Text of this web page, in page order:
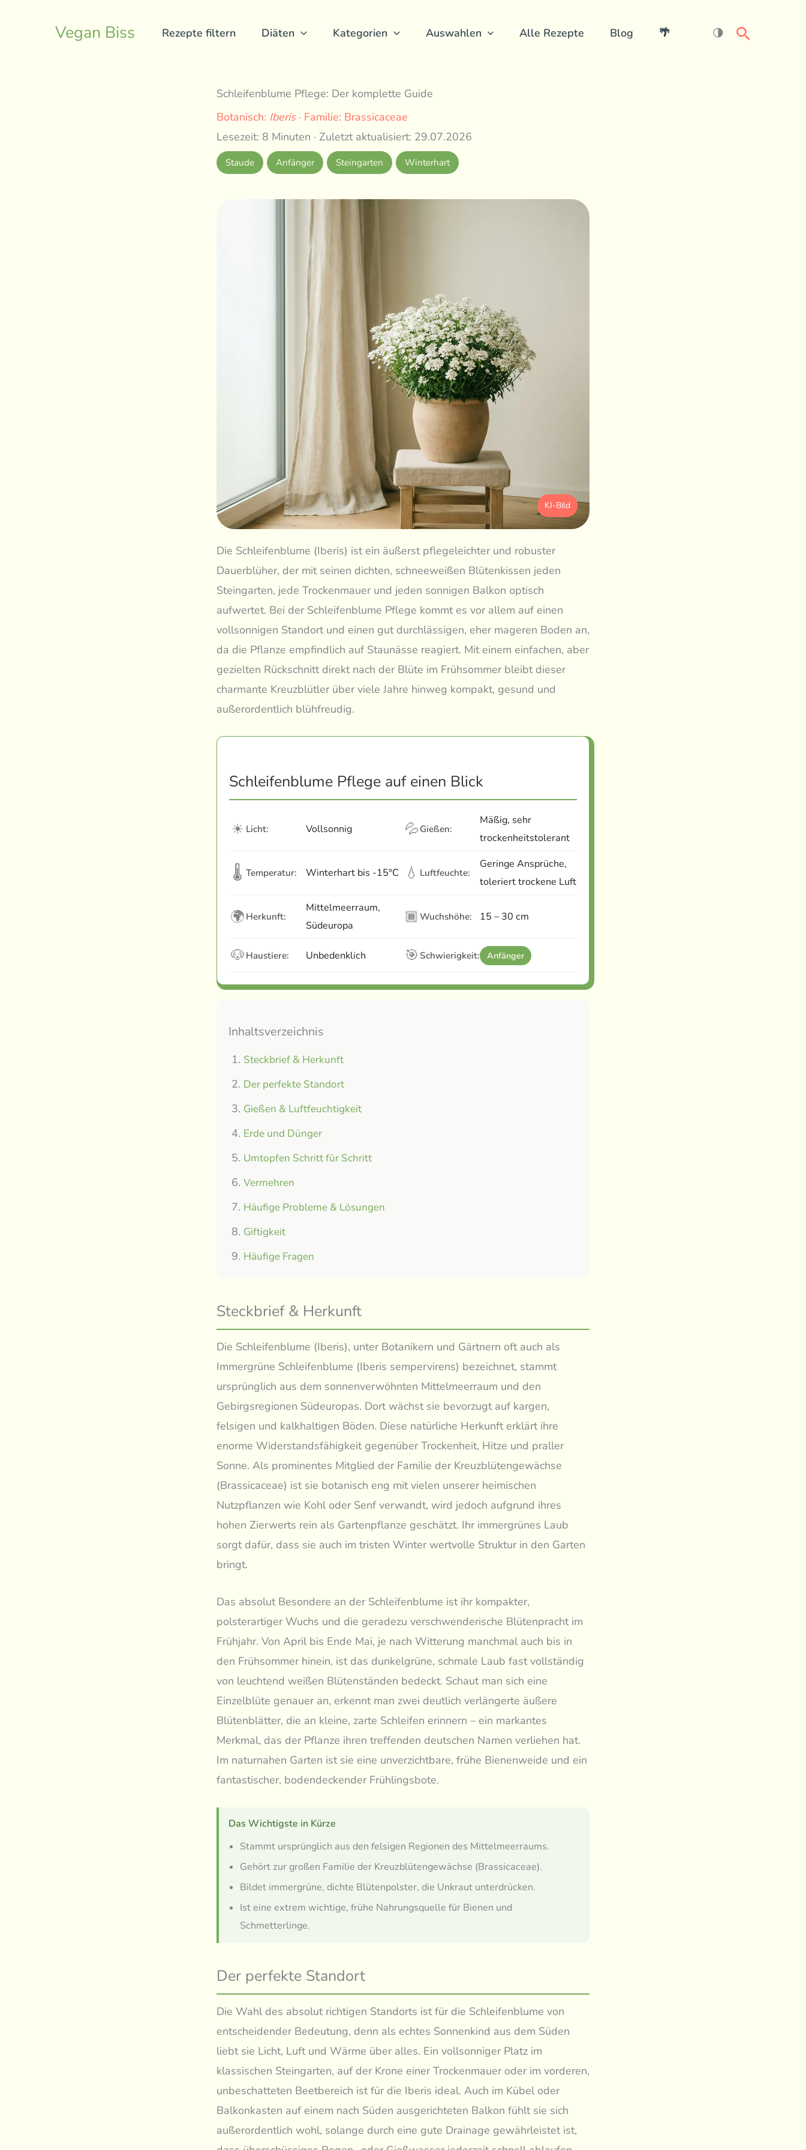
Vegan Biss Rezepte filtern Diäten Kategorien Auswahlen Alle Rezepte Blog 🌴 🌗 Search
Schleifenblume Pflege: Der komplette Guide
Botanisch: Iberis· Familie: Brassicaceae
Lesezeit: 8 Minuten · Zuletzt aktualisiert: 29.07.2026
Staude Anfänger Steingarten Winterhart
KI-Bild
Die Schleifenblume (Iberis) ist ein äußerst pflegeleichter und robuster
Dauerblüher, der mit seinen dichten, schneeweißen Blütenkissen jeden
Steingarten, jede Trockenmauer und jeden sonnigen Balkon optisch
aufwertet. Bei der Schleifenblume Pflege kommt es vor allem auf einen
vollsonnigen Standort und einen gut durchlässigen, eher mageren Boden an,
da die Pflanze empfindlich auf Staunässe reagiert. Mit einem einfachen, aber
gezielten Rückschnitt direkt nach der Blüte im Frühsommer bleibt dieser
charmante Kreuzblütler über viele Jahre hinweg kompakt, gesund und
außerordentlich blühfreudig.
Schleifenblume Pflege auf einen Blick
☀ Licht: Vollsonnig 💦 Gießen:
Mäßig, sehr
trockenheitstolerant
🌡 Temperatur: Winterhart bis -15°C 💧 Luftfeuchte:
Geringe Ansprüche,
toleriert trockene Luft
🌍 Herkunft:
Mittelmeerraum,
Südeuropa
🏾 Wuchshöhe: 15 – 30 cm
🐶 Haustiere: Unbedenklich 🎯 Schwierigkeit: Anfänger
Inhaltsverzeichnis
Steckbrief & Herkunft
Der perfekte Standort
Gießen & Luftfeuchtigkeit
Erde und Dünger
Umtopfen Schritt für Schritt
Vermehren
Häufige Probleme & Lösungen
Giftigkeit
Häufige Fragen
Steckbrief & Herkunft
Die Schleifenblume (Iberis), unter Botanikern und Gärtnern oft auch als
Immergrüne Schleifenblume (Iberis sempervirens) bezeichnet, stammt
ursprünglich aus dem sonnenverwöhnten Mittelmeerraum und den
Gebirgsregionen Südeuropas. Dort wächst sie bevorzugt auf kargen,
felsigen und kalkhaltigen Böden. Diese natürliche Herkunft erklärt ihre
enorme Widerstandsfähigkeit gegenüber Trockenheit, Hitze und praller
Sonne. Als prominentes Mitglied der Familie der Kreuzblütengewächse
(Brassicaceae) ist sie botanisch eng mit vielen unserer heimischen
Nutzpflanzen wie Kohl oder Senf verwandt, wird jedoch aufgrund ihres
hohen Zierwerts rein als Gartenpflanze geschätzt. Ihr immergrünes Laub
sorgt dafür, dass sie auch im tristen Winter wertvolle Struktur in den Garten
bringt.
Das absolut Besondere an der Schleifenblume ist ihr kompakter,
polsterartiger Wuchs und die geradezu verschwenderische Blütenpracht im
Frühjahr. Von April bis Ende Mai, je nach Witterung manchmal auch bis in
den Frühsommer hinein, ist das dunkelgrüne, schmale Laub fast vollständig
von leuchtend weißen Blütenständen bedeckt. Schaut man sich eine
Einzelblüte genauer an, erkennt man zwei deutlich verlängerte äußere
Blütenblätter, die an kleine, zarte Schleifen erinnern – ein markantes
Merkmal, das der Pflanze ihren treffenden deutschen Namen verliehen hat.
Im naturnahen Garten ist sie eine unverzichtbare, frühe Bienenweide und ein
fantastischer, bodendeckender Frühlingsbote.
Das Wichtigste in Kürze
Stammt ursprünglich aus den felsigen Regionen des Mittelmeerraums.
Gehört zur großen Familie der Kreuzblütengewächse (Brassicaceae).
Bildet immergrüne, dichte Blütenpolster, die Unkraut unterdrücken.
Ist eine extrem wichtige, frühe Nahrungsquelle für Bienen und
Schmetterlinge.
Der perfekte Standort
Die Wahl des absolut richtigen Standorts ist für die Schleifenblume von
entscheidender Bedeutung, denn als echtes Sonnenkind aus dem Süden
liebt sie Licht, Luft und Wärme über alles. Ein vollsonniger Platz im
klassischen Steingarten, auf der Krone einer Trockenmauer oder im vorderen,
unbeschatteten Beetbereich ist für die Iberis ideal. Auch im Kübel oder
Balkonkasten auf einem nach Süden ausgerichteten Balkon fühlt sie sich
außerordentlich wohl, solange durch eine gute Drainage gewährleistet ist,